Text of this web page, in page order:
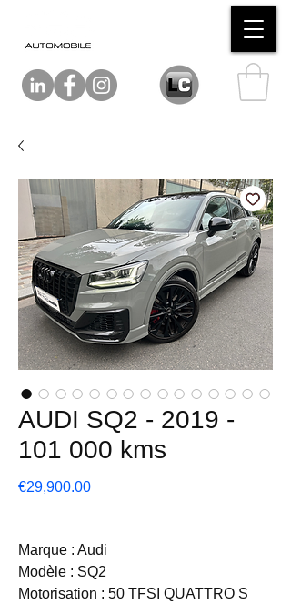
AUDI SQ2 - 2019 -
101 000 kms
€29,900.00Price
Marque : Audi
Modèle : SQ2
Motorisation : 50 TFSI QUATTRO S